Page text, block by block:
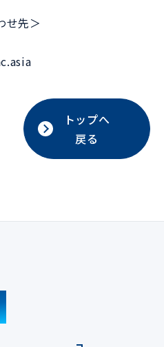
せ先＞
トップへ
戻る